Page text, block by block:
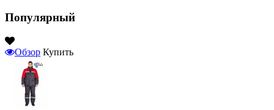
Популярный
Обзор Купить